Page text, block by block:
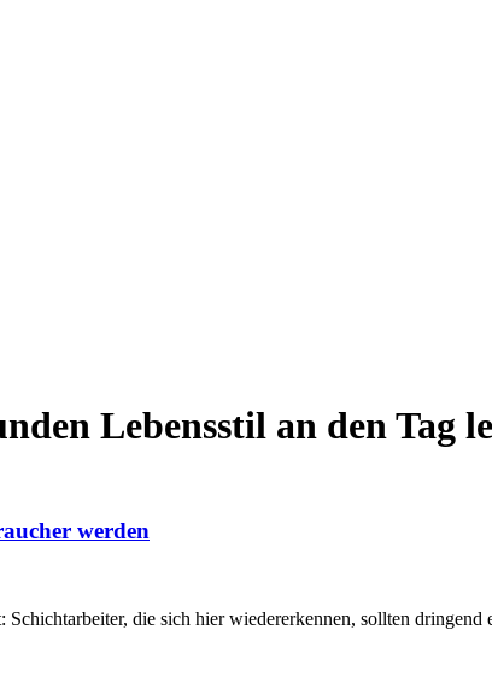
Lebensstil an den Tag
werden
die sich hier wiedererkennen, sollten dringend